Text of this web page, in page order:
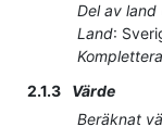
Del av land
Land:
2.1.3
Värde
Beräknat